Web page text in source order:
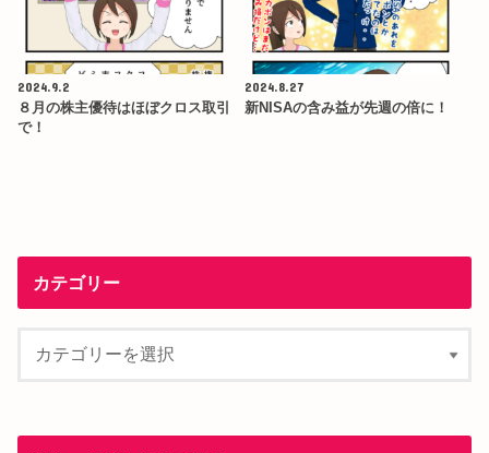
2024.9.2
８月の株主優待はほぼクロス取引
で！
2024.8.27
新NISAの含み益が先週の倍に！
カテゴリー